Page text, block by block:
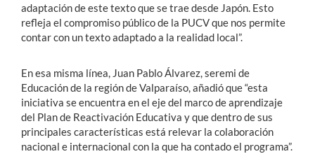
adaptación de este texto que se trae desde Japón. Esto
refleja el compromiso público de la PUCV que nos permite
contar con un texto adaptado a la realidad local”.
En esa misma línea, Juan Pablo Álvarez, seremi de
Educación de la región de Valparaíso, añadió que “esta
iniciativa se encuentra en el eje del marco de aprendizaje
del Plan de Reactivación Educativa y que dentro de sus
principales características está relevar la colaboración
nacional e internacional con la que ha contado el programa”.